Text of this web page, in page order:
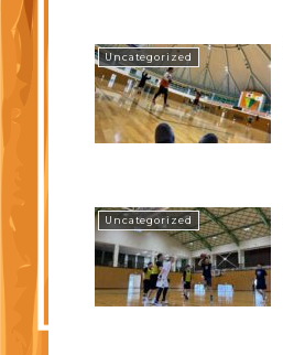
Uncategorized
Uncategorized